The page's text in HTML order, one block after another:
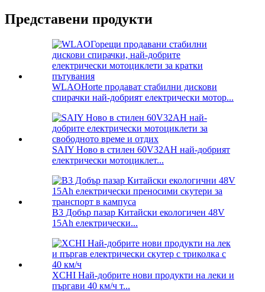
Представени продукти
WLAOHorte продават стабилни дискови
спирачки най-добрият електрически мотор...
SAIY Ново в стилен 60V32AH най-добрият
електрически мотоциклет...
B3 Добър пазар Китайски екологичен 48V
15Ah електрически...
XCHI Най-добрите нови продукти на леки и
пъргави 40 км/ч т...